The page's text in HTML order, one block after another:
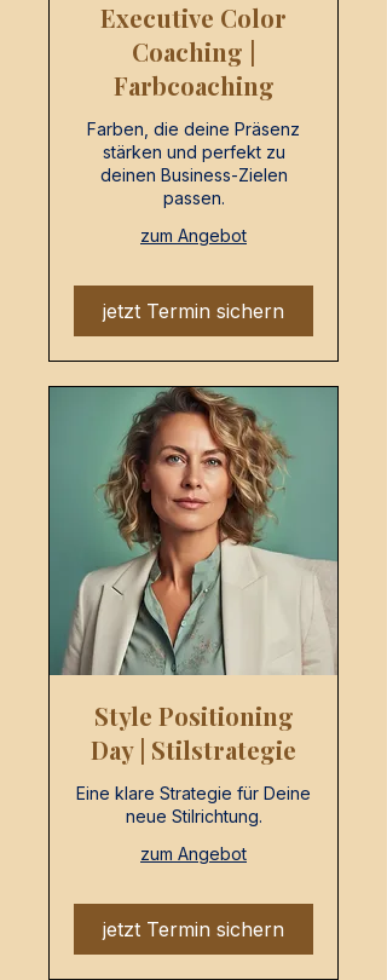
Executive Color
Coaching |
Farbcoaching
Farben, die deine Präsenz
stärken und perfekt zu
deinen Business-Zielen
passen.
zum Angebot
jetzt Termin sichern
Style Positioning
Day | Stilstrategie
Eine klare Strategie für Deine
neue Stilrichtung.
zum Angebot
jetzt Termin sichern